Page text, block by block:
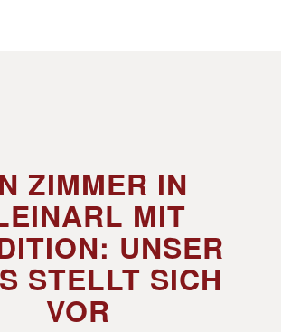
ZIMMER IN
MIT
UNSER
STELLT SICH
VOR